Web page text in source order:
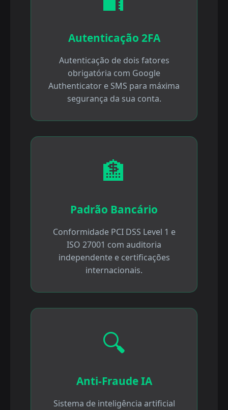
Autenticação 2FA
Autenticação de dois fatores
obrigatória com Google
Authenticator e SMS para máxima
segurança da sua conta.
🏦
Padrão Bancário
Conformidade PCI DSS Level 1 e
ISO 27001 com auditoria
independente e certificações
internacionais.
🔍
Anti-Fraude IA
Sistema de inteligência artificial